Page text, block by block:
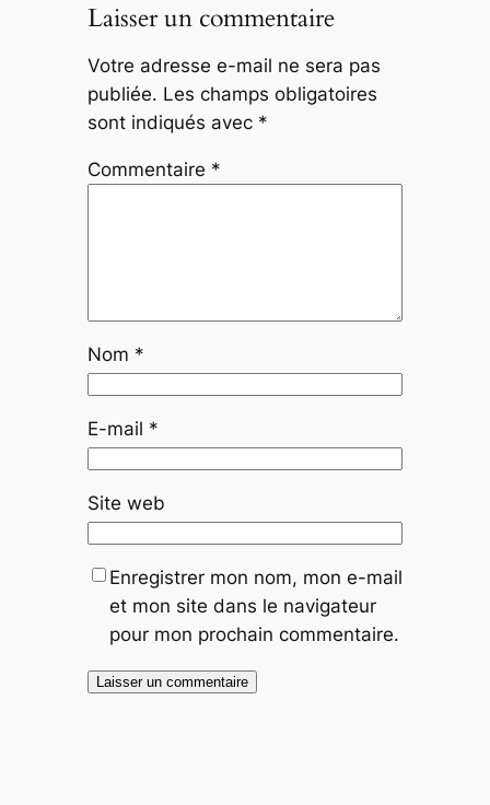
Laisser un commentaire
Votre adresse e-mail ne sera pas
publiée. Les champs obligatoires
sont indiqués avec *
Commentaire *
Nom *
E-mail *
Site web
Enregistrer mon nom, mon e-mail
et mon site dans le navigateur
pour mon prochain commentaire.